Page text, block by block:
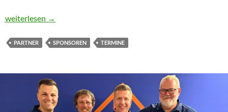
Buch VorOrt wird neuer Partner des FC34
weiterlesen →
PARTNER SPONSOREN TERMINE